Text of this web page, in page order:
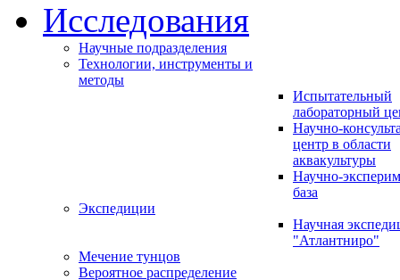
Исследования
Научные подразделения
Технологии, инструменты и
методы
Испытательный
лабораторный
Научно-
центр в области
аквакультуры
Научно-
база
Экспедиции
Научная
"Атлантниро"
Мечение тунцов
Вероятное распределение